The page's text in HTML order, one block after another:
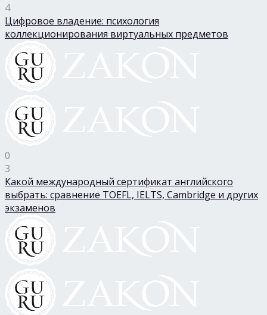
4
Цифровое владение: психология
коллекционирования виртуальных предметов
0
3
Какой международный сертификат английского
выбрать: сравнение TOEFL, IELTS, Cambridge и других
экзаменов